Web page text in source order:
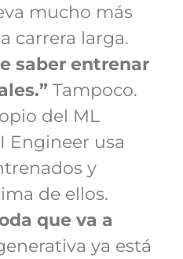
mucho más
carrera larga.
saber entrenar
Tampoco.
del ML
Engineer usa
y
de ellos.
que va a
ya está